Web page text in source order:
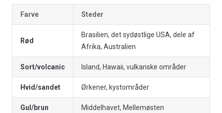
Farve Steder
Rød
Brasilien, det sydøstlige USA, dele af
Afrika, Australien
Sort/volcanic Island, Hawaii, vulkanske områder
Hvid/sandet Ørkener, kystområder
Gul/brun Middelhavet, Mellemøsten